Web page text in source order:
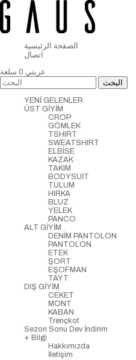
الصفحة الرئيسية
اتصال
عربتي 0 سلعة
YENİ GELENLER
ÜST GİYİM
CROP
GÖMLEK
TSHIRT
SWEATSHIRT
ELBİSE
KAZAK
TAKIM
BODYSUİT
TULUM
HIRKA
BLUZ
YELEK
PANCO
ALT GİYİM
DENİM PANTOLON
PANTOLON
ETEK
ŞORT
EŞOFMAN
TAYT
DIŞ GİYİM
CEKET
MONT
KABAN
Trençkot
Sezon Sonu Dev İndirim
+ Bilgi
Hakkımızda
İletişim